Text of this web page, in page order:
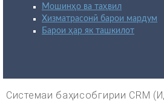
Мошинҳо ва таҳвил
Хизматрасонӣ барои мардум
Барои ҳар як ташкилот
Системаи баҳисобгирии CRM